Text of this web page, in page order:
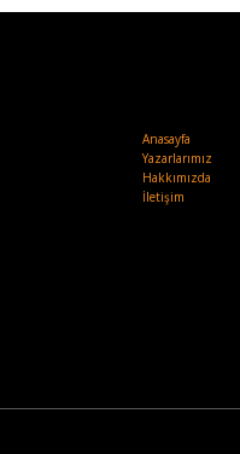
Anasayfa
Yazarlarımız
Hakkımızda
İletişim